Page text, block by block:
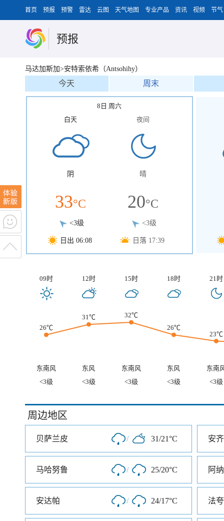
首页 预报 预警 雷达 云图 天气地图 专业产品 资讯 视频 节气
预报
马达加斯加>安特索依希（Antsohihy）
今天 周末
8日 周六
白天
阴
33°C
<3级
日出 06:08
夜间
晴
20°C
<3级
日落 17:39
09时 12时 15时 18时 21时
26℃
31℃
32℃
26℃
23℃
东南风 东风 东南风 东风
东南
<3级
<3级 <3级 <3级 <3级
周边地区
贝萨兰皮 / 31/21°C 安
马哈努鲁 / 25/20°C 阿
安达帕 / 24/17°C 法